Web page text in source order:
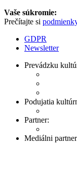
Vaše súkromie:
Prečítajte si
GDPR
Newsletter
Prevádzku
Podujatia
Partner:
Mediálni